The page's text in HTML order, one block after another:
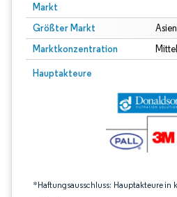
Markt
Größter Markt
Marktkonzentration Mittel
Hauptakteure
*Haftungsausschluss: Hauptakteure in
Bild © Mordor Intelligence.